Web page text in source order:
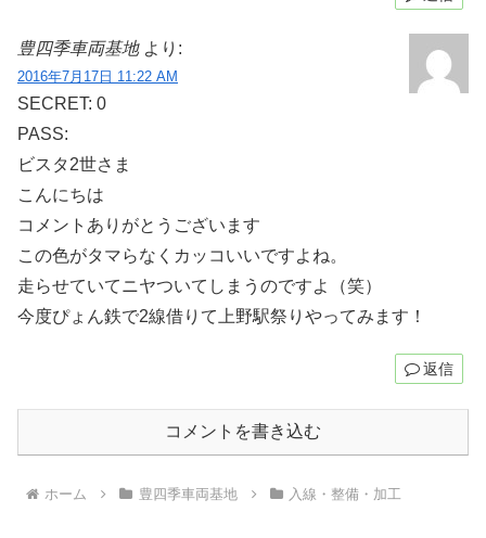
豊四季車両基地 より:
2016年7月17日 11:22 AM
SECRET: 0
PASS:
ビスタ2世さま
こんにちは
コメントありがとうございます
この色がタマらなくカッコいいですよね。
走らせていてニヤついてしまうのですよ（笑）
今度ぴょん鉄で2線借りて上野駅祭りやってみます！
返信
コメントを書き込む
ホーム 豊四季車両基地 入線・整備・加工